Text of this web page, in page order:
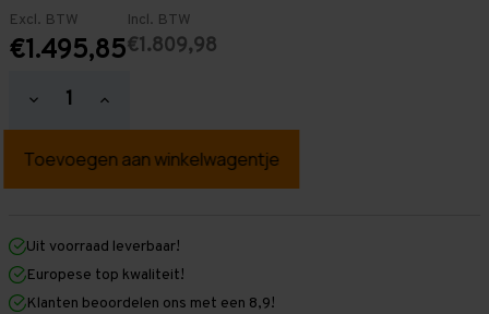
Excl. BTW
€1.495,85
Incl. BTW
€1.809,98
Hoeveelheid
verlagen
Palletstelling
mm
mm
x
1.100
mm
Hoeveelheid
verhogen
Palletstelling
mm
mm
1.100
mm
Uit voorraad leverbaar!
Europese top kwaliteit!
Klanten beoordelen ons met een 8,9!